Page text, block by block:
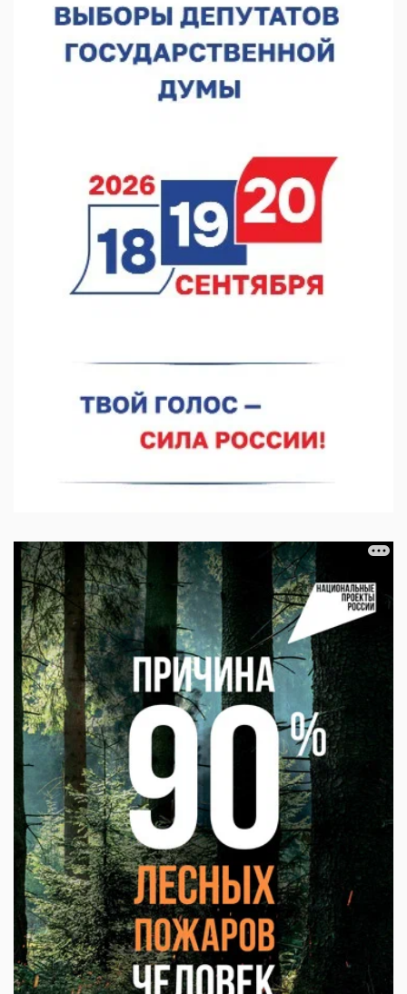
В Нижнем Новгороде отметили 70-летие Дня строителя
07.08.2026 12:04
В Нижегородской области созданы четыре ММЦ
07.08.2026 11:46